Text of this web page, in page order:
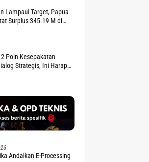
Lampaui Target, Papua
Surplus 345.19 M di
Poin Kesepakatan
Strategis, Ini Harapan
Andalkan E-Processing